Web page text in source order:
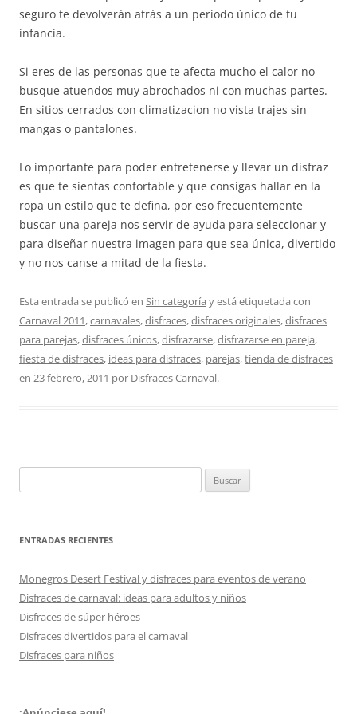
seguro te devolverán atrás a un periodo único de tu
infancia.
Si eres de las personas que te afecta mucho el calor no
busque atuendos muy abrochados ni con muchas partes.
En sitios cerrados con climatizacion no vista trajes sin
mangas o pantalones.
Lo importante para poder entretenerse y llevar un disfraz
es que te sientas confortable y que consigas hallar en la
ropa un estilo que te defina, por eso frecuentemente
buscar una pareja nos servir de ayuda para seleccionar y
para diseñar nuestra imagen para que sea única, divertido
y no nos canse a mitad de la fiesta.
Esta entrada se publicó en Sin categoría y está etiquetada con
Carnaval 2011,carnavales,disfraces,disfraces originales,disfraces
para parejas,disfraces únicos,disfrazarse,disfrazarse en pareja,
fiesta de disfraces, ideas para disfraces, parejas,tienda de disfraces
en 23 febrero, 2011 por Disfraces Carnaval.
ENTRADAS RECIENTES
Monegros Desert Festival y disfraces para eventos de verano
Disfraces de carnaval: ideas para adultos y niños
Disfraces de súper héroes
Disfraces divertidos para el carnaval
Disfraces para niños